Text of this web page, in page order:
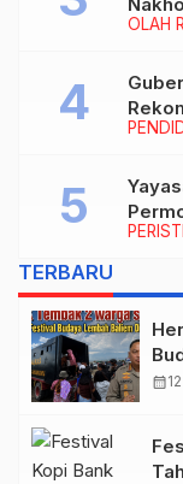
OLAH
Biaya
TERBARU
calendar_month